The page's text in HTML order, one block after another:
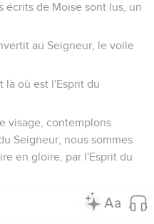
écrits de Moïse sont lus, un
au Seigneur, le voile
là où est l'Esprit du
visage, contemplons
Seigneur, nous sommes
en gloire, par l'Esprit du